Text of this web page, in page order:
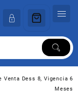
Venta Dess 8, Vigencia 6
Meses